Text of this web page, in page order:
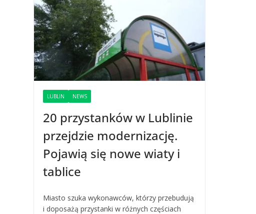
LUBLIN NEWS
20 przystanków w Lublinie
przejdzie modernizację.
Pojawią się nowe wiaty i
tablice
Miasto szuka wykonawców, którzy przebudują
i doposażą przystanki w różnych częściach